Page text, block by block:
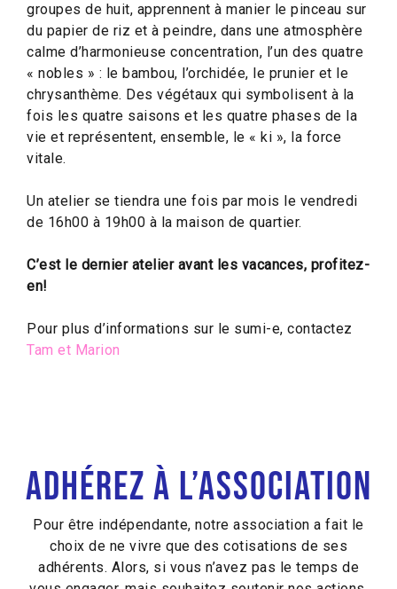
groupes de huit, apprennent à manier le pinceau sur
du papier de riz et à peindre, dans une atmosphère
calme d’harmonieuse concentration, l’un des quatre
« nobles » : le bambou, l’orchidée, le prunier et le
chrysanthème. Des végétaux qui symbolisent à la
fois les quatre saisons et les quatre phases de la
vie et représentent, ensemble, le « ki », la force
vitale.
Un atelier se tiendra une fois par mois le vendredi
de 16h00 à 19h00 à la maison de quartier.
C’est le dernier atelier avant les vacances, profitez-
en!
Pour plus d’informations sur le sumi-e, contactez
Tam et Marion
Adhérez à l’association
Pour être indépendante, notre association a fait le
choix de ne vivre que des cotisations de ses
adhérents. Alors, si vous n’avez pas le temps de